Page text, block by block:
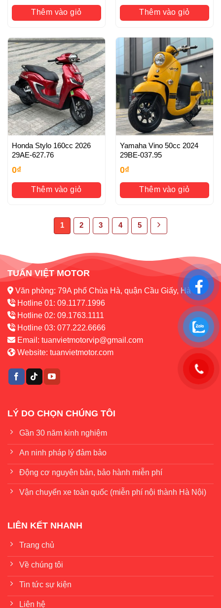
Thêm vào giỏ Thêm vào giỏ
Honda Stylo 160cc 2026
29AE-627.76
0₫
Thêm vào giỏ
Yamaha Vino 50cc 2024
29BE-037.95
0₫
Thêm vào giỏ
1 2 3 4 5
TUẤN VIỆT MOTOR
Văn phòng: 79A phố Chùa Hà, quận Cầu Giấy, Hà Nội
Hotline 01: 09.1177.1996
Hotline 02: 09.1763.1111
Hotline 03: 077.222.6666
Email: tuanvietmotorvip@gmail.com
Website: tuanvietmotor.com
LÝ DO CHỌN CHÚNG TÔI
Gần 30 năm kinh nghiệm
An ninh pháp lý đảm bảo
Động cơ nguyên bản, bảo hành miễn phí
Vận chuyển xe toàn quốc (miễn phí nội thành Hà Nội)
LIÊN KẾT NHANH
Trang chủ
Về chúng tôi
Tin tức sự kiện
Liên hệ